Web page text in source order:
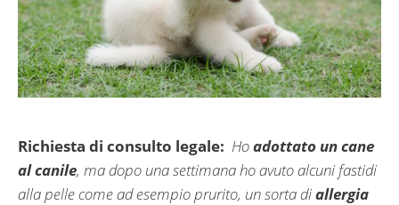
Richiesta di consulto legale: Hoadottato un cane
al canile, ma dopo una settimana ho avuto alcuni fastidi
alla pelle come ad esempio prurito, un sorta diallergia